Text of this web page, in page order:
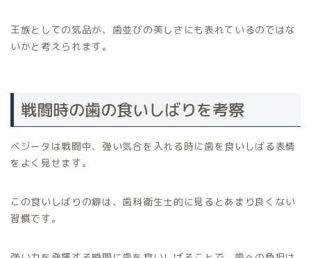
王族としての気品が、歯並びの美しさにも表れているのではな
いかと考えられます。
戦闘時の歯の食いしばりを考察
ベジータは戦闘中、強い気合を入れる時に歯を食いしばる表情
をよく見せます。
この食いしばりの癖は、歯科衛生士的に見るとあまり良くない
習慣です。